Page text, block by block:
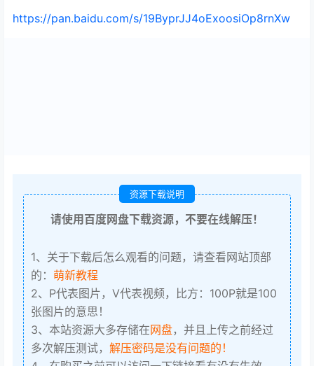
https://pan.baidu.com/s/19ByprJJ4oExoosiOp8rnXw
资源下载说明
请使用百度网盘下载资源，不要在线解压！
1、关于下载后怎么观看的问题，请查看网站顶部
的： 萌新教程
2、P代表图片，V代表视频，比方：100P就是100
张图片的意思！
3、本站资源大多存储在网盘，并且上传之前经过
多次解压测试， 解压密码是没有问题的！